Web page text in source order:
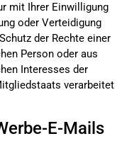
mit Ihrer Einwilligung
oder Verteidigung
der Rechte einer
Person oder aus
Interesses der
verarbeitet
E-Mails